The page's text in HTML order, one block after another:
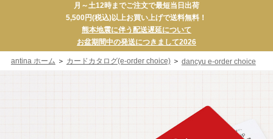
月～土12時までご注文で最短当日出荷
5,500円(税込)以上お買い上げで送料無料！
熊本地震に伴う配送遅延について
お盆期間中の発送につきまして2026
antina ホーム ＞ カードカタログ(e-order choice)＞ dancyu e-order choice